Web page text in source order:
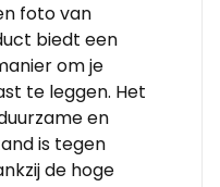
foto van
biedt een
om je
te leggen. Het
en
is tegen
de hoge